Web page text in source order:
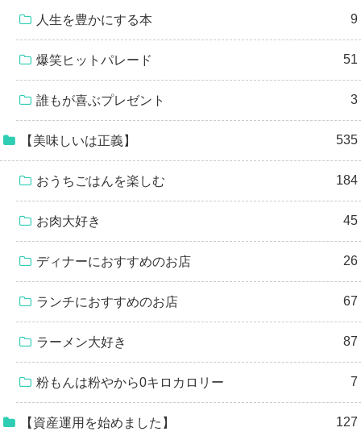
人生を豊かにする本 9
爆笑ヒットパレード 51
誰もが喜ぶプレゼント 3
【美味しいは正義】 535
おうちごはんを楽しむ 184
お肉大好き 45
ディナーにおすすめのお店 26
ランチにおすすめのお店 67
ラーメン大好き 87
粉もんは粉やから0キロカロリー 7
【資産運用を始めました】 127